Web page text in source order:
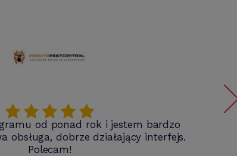
od ponad rok i jestem bardzo
obsługa, dobrze działający interfejs.
Polecam!